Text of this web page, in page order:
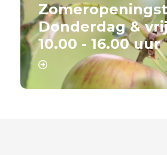
Donderdag &
10.00 - 16.00 uur